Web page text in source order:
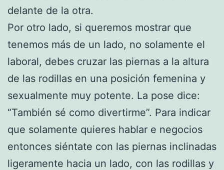
delante de la otra.
Por otro lado, si queremos mostrar que
tenemos más de un lado, no solamente el
laboral, debes cruzar las piernas a la altura
de las rodillas en una posición femenina y
sexualmente muy potente. La pose dice:
“También sé como divertirme”. Para indicar
que solamente quieres hablar e negocios
entonces siéntate con las piernas inclinadas
ligeramente hacia un lado, con las rodillas y